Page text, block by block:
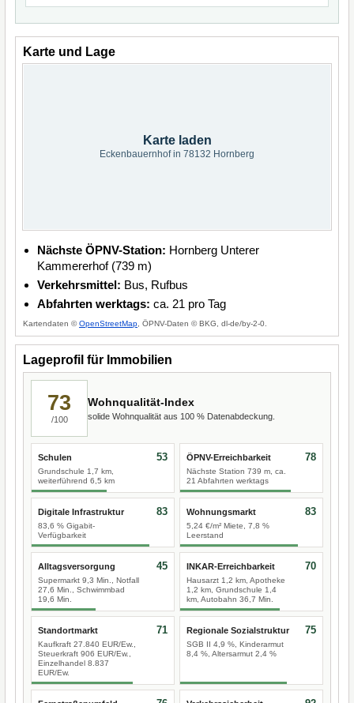
Karte und Lage
Karte laden
Eckenbauernhof in 78132 Hornberg
Nächste ÖPNV-Station: Hornberg Unterer
Kammererhof (739 m)
Verkehrsmittel: Bus, Rufbus
Abfahrten werktags: ca. 21 pro Tag
Kartendaten ©OpenStreetMap , ÖPNV-Daten © BKG, dl-de/by-2-0.
Lageprofil für Immobilien
73
/100
Wohnqualität-Index
solide Wohnqualität aus 100 % Datenabdeckung.
Schulen
Grundschule 1,7 km,
weiterführend 6,5 km
53 ÖPNV-Erreichbarkeit
Nächste Station 739 m, ca.
21 Abfahrten werktags
78
Digitale Infrastruktur
83,6 % Gigabit-
Verfügbarkeit
83 Wohnungsmarkt
5,24 €/m² Miete, 7,8 %
Leerstand
83
Alltagsversorgung
Supermarkt 9,3 Min., Notfall
27,6 Min., Schwimmbad
19,6 Min.
45 INKAR-Erreichbarkeit
Hausarzt 1,2 km, Apotheke
1,2 km, Grundschule 1,4
km, Autobahn 36,7 Min.
70
Standortmarkt
Kaufkraft 27.840 EUR/Ew.,
Steuerkraft 906 EUR/Ew.,
Einzelhandel 8.837
EUR/Ew.
71 Regionale Sozialstruktur
SGB II 4,9 %, Kinderarmut
8,4 %, Altersarmut 2,4 %
75